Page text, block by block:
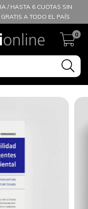
/ HASTA 6 CUOTAS SIN
A TODO EL PAÍS
0